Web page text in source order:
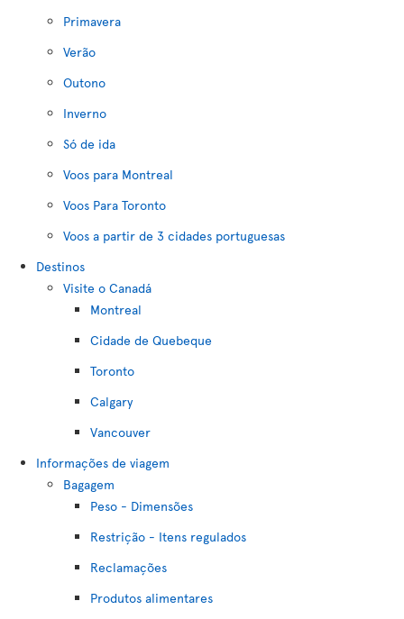
Primavera
Verão
Outono
Inverno
Só de ida
Voos para Montreal
Voos Para Toronto
Voos a partir de 3 cidades portuguesas
Destinos
Visite o Canadá
Montreal
Cidade de Quebeque
Toronto
Calgary
Vancouver
Informações de viagem
Bagagem
Peso - Dimensões
Restrição - Itens regulados
Reclamações
Produtos alimentares